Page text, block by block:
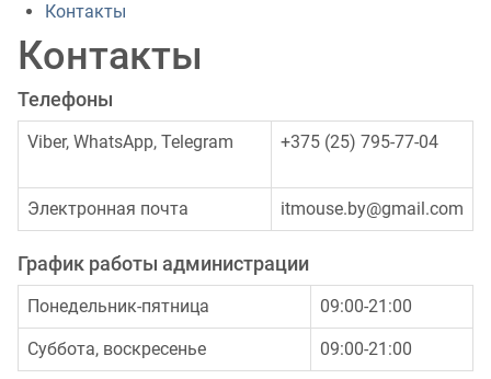
Контакты
Контакты
Телефоны
Viber, WhatsApp, Telegram +375 (25) 795-77-04
Электронная почта itmouse.by@gmail.com
График работы администрации
Понедельник-пятница 09:00-21:00
Суббота, воскресенье 09:00-21:00